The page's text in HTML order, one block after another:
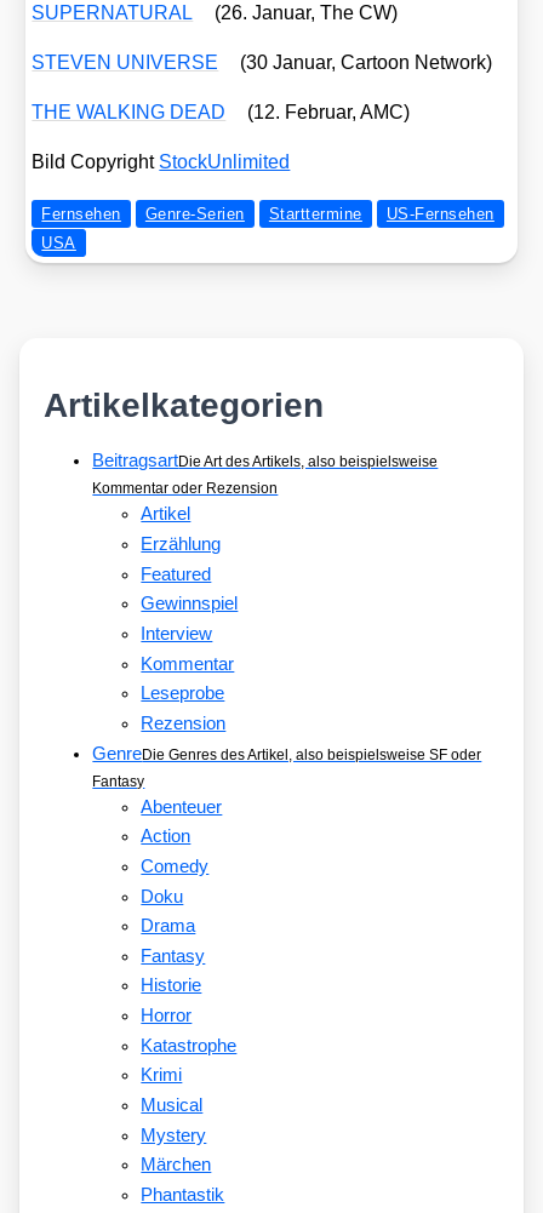
SUPERNATURAL (26. Janu­ar, The CW)
STEVEN UNIVERSE (30 Janu­ar, Car­toon Net­work)
THE WALKING DEAD (12. Febru­ar, AMC)
Bild Copy­right Sto­ckUn­li­mi­t­ed
Fernsehen Genre-Serien Starttermine
US-Fernsehen
USA
Artikelkategorien
BeitragsartDie Art des Artikels, also beispielsweise
Kommentar oder Rezension
Artikel
Erzählung
Featured
Gewinnspiel
Interview
Kommentar
Leseprobe
Rezension
GenreDie Genres des Artikel, also beispielsweise SF oder
Fantasy
Abenteuer
Action
Comedy
Doku
Drama
Fantasy
Historie
Horror
Katastrophe
Krimi
Musical
Mystery
Märchen
Phantastik